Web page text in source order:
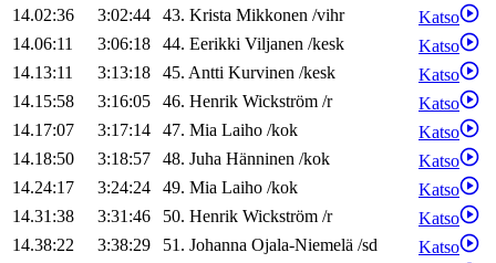
14.02:36
3:02:44 43. Krista Mikkonen /vihr
Katso
14.06:11
3:06:18 44. Eerikki Viljanen /kesk
Katso
14.13:11
3:13:18 45. Antti Kurvinen /kesk
Katso
14.15:58
3:16:05 46. Henrik Wickström /r
Katso
14.17:07
3:17:14 47. Mia Laiho /kok
Katso
14.18:50
3:18:57 48. Juha Hänninen /kok
Katso
14.24:17
3:24:24 49. Mia Laiho /kok
Katso
14.31:38
3:31:46 50. Henrik Wickström /r
Katso
14.38:22
3:38:29 51. Johanna Ojala-Niemelä /sd
Katso